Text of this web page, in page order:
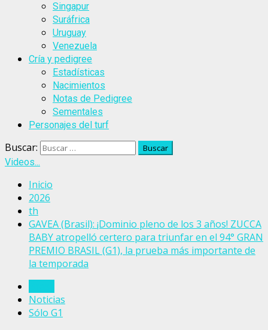
Singapur
Suráfrica
Uruguay
Venezuela
Cría y pedigree
Estadísticas
Nacimientos
Notas de Pedigree
Sementales
Personajes del turf
Buscar:
Videos...
Inicio
2026
th
GAVEA (Brasil): ¡Dominio pleno de los 3 años! ZUCCA
BABY atropelló certero para triunfar en el 94° GRAN
PREMIO BRASIL (G1), la prueba más importante de
la temporada
Noticias
Sólo G1